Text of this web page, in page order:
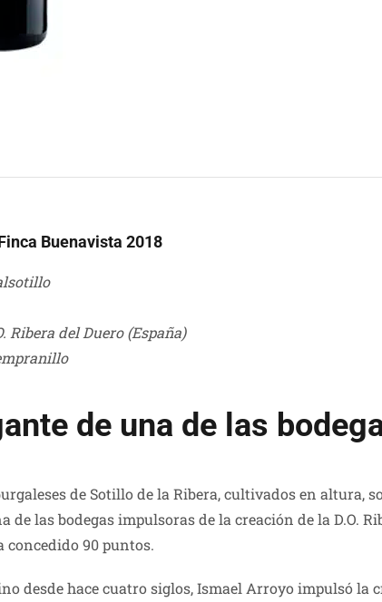
Buenavista 2018
Ribera del Duero (España)
de una de las
de Sotillo de la Ribera, cultivados en altura,
las bodegas impulsoras de la creación de la D.O.
90 puntos.
desde hace cuatro siglos, Ismael Arroyo impulsó la